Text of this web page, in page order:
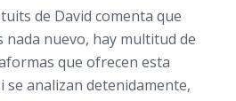
de David comenta que
nada nuevo, hay multitud de
que ofrecen esta
se analizan detenidamente,